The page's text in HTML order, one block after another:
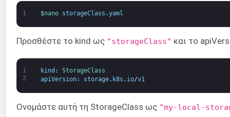
1 $nano storageClass .yaml
Προσθέστε το kind ως "storageClass" και το
1
2
kind :
StorageClass
apiVersion: storage. k8s . io/v1
Ονομάστε αυτή τη StorageClass ως "my-local-